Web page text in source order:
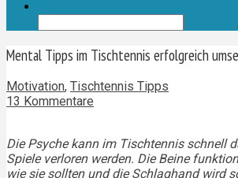
Mental Tipps im Tischtennis erfolgreich
Motivation, Tischtennis Tipps
13 Kommentare
Die Psyche kann im Tischtennis schnell
Spiele verloren werden. Die Beine
wie sie sollten und die Schlaghand wird